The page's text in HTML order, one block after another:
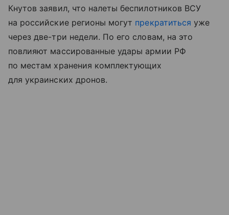
Кнутов заявил, что налеты беспилотников ВСУ
на российские регионы могут прекратиться уже
через две-три недели. По его словам, на это
повлияют массированные удары армии РФ
по местам хранения комплектующих
для украинских дронов.